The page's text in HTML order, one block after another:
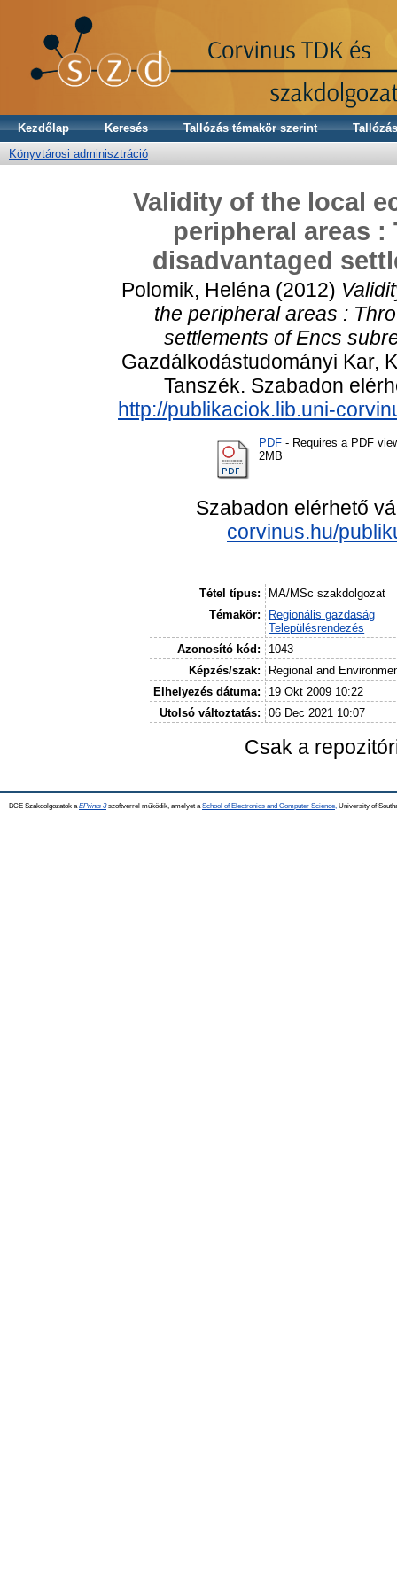
Kezdőlap Keresés Tallózás témakör szerint
Könyvtárosi adminisztráció
Validity of the local
peripheral areas
disadvantaged
Polomik, Heléna(2012)
the peripheral areas :
settlements of Encs
Gazdálkodástudományi Kar,
Tanszék. Szabadon
http://publikaciok.lib.uni-
PDF - Requires a PDF
2MB
Szabadon elérhető
corvinus.hu/
Tétel típus:
MA/MSc szakdolgozat
Témakör:
Regionális gazdaság
Településrendezés
Azonosító kód:
1043
Képzés/szak:
Regional and
Elhelyezés dátuma:
19 Okt 2009 10:22
Utolsó változtatás:
06 Dec 2021 10:07
Csak a
BCE Szakdolgozatok a EPrints 3szoftverrel működik, amelyet a School of Electronics and Computer Science, University of